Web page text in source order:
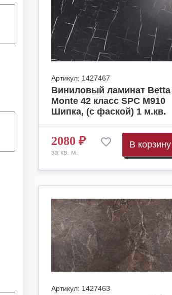
Артикул: 1427467
Виниловый ламинат Betta
Monte 42 класс SPC M910
Шипка, (с фаской) 1 м.кв.
2080 ₽
за кв. м.
В корзину
Артикул: 1427463